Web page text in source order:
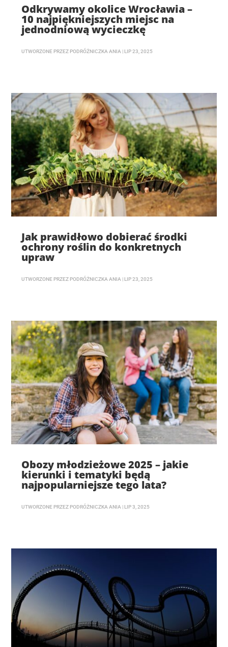
Odkrywamy okolice Wrocławia –
10 najpiękniejszych miejsc na
jednodniową wycieczkę
UTWORZONE PRZEZ PODRÓŻNICZKA ANIA LIP 23, 2025
Jak prawidłowo dobierać środki
ochrony roślin do konkretnych
upraw
UTWORZONE PRZEZ PODRÓŻNICZKA ANIA | LIP 23, 2025
Obozy młodzieżowe 2025 – jakie
kierunki i tematyki będą
najpopularniejsze tego lata?
UTWORZONE PRZEZ PODRÓŻNICZKA ANIA | LIP 3, 2025